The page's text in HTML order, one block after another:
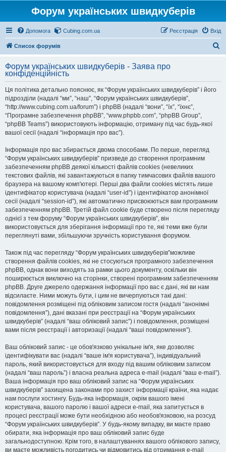
Форум українських швидкуберів
Допомога Cubing.com.ua Вхід
Реєстрація
Список форумів
у
Форум українських швидкуберів - Заява про
конфіденційність
Ця політика детально пояснює, як “Форум українських швидкуберів” і його
підрозділи (надалі “ми”, “наш”, “Форум українських швидкуберів”,
“http://www.cubing.com.ua/forum”) і phpBB (надалі “вони”, “їх”, “їхнє”,
“Програмне забезпечення phpBB”, “www.phpbb.com”, “phpBB Group”,
“phpBB Teams”) використовують інформацію, отриману під час будь-якої
вашої сесії (надалі “інформація про вас”).
Інформація про вас збирається двома способами. По перше, перегляд
“Форум українських швидкуберів” призведе до створення програмним
забезпеченням phpBB деякої кількості файлів cookies (невеликих
текстових файлів, які завантажуються в папку тимчасових файлів вашого
браузера на вашому комп'ютері. Перші два файли cookies містять лише
ідентифікатор користувача (надалі “user-id”) і ідентифікатор анонімної
сесії (надалі “session-id”), які автоматично присвоюються вам програмним
забезпеченням phpBB. Третій файл cookie буде створено після перегляду
однієї з тем форуму “Форум українських швидкуберів”, він
використовується для зберігання інформації про те, які теми вже були
переглянуті вами, збільшуючи зручність користування форумом.
Також під час перегляду “Форум українських швидкуберів”можливе
створення файлів cookies, які не стосуються програмного забезпечення
phpBB, однак вони виходять за рамки цього документу, оскільки він
поширюється виключно на сторінки, створені програмним забезпеченням
phpBB. Друге джерело одержання інформації про вас є дані, які ви нам
відсилаєте. Ними можуть бути, і цим не вичерпуються такі дані:
повідомлення розміщені під обліковим записом гостя (надалі “анонімні
повідомлення”), дані вказані при реєстрації на “Форум українських
швидкуберів” (надалі “ваш обліковий запис”) і повідомлення, розміщені
вами після реєстрації і авторизації (надалі “ваші повідомлення”).
Ваш обліковий запис - це обов'язково унікальне ім'я, яке дозволяє
ідентифікувати вас (надалі “ваше ім'я користувача”), індивідуальний
пароль, який використовується для входу під вашим обліковим записом
(надалі “ваш пароль”) і власна реальна адреса e-mail (надалі “ваш e-mail”).
Ваша інформація про ваш обліковий запис на “Форум українських
швидкуберів” захищена законами про захист інформації країни, яка надає
нам послуги хостингу. Будь-яка інформація, окрім вашого імені
користувача, вашого паролю і вашої адреси e-mail, яка запитується в
процесі реєстрації може бути необхідною або необов'язковою, на розсуд
“Форум українських швидкуберів”. У будь-якому випадку, ви маєте право
обирати, яка інформація про ваш обліковий запис буде
загальнодоступною. Крім того, в налаштуваннях вашого облікового запису,
ви маєте можливість погодитись чи відмовитись від отримання e-mail